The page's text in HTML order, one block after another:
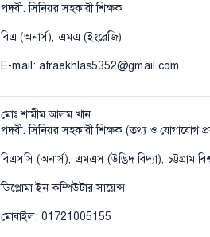
পদবী: সিনিয়র সহকারী শিক্ষক
বিএ (অনার্স), এমএ (ইংরেজি)
E-mail: afraekhlas5352@gmail.com
মোঃ শামীম আলম খান
পদবী: সিনিয়র সহকারী শিক্ষক (তথ্য ও যোগাযোগ
বিএসসি (অনার্স), এমএস (উদ্ভিদ বিদ্যা), চট্টগ্রাম
ডিপ্লোমা ইন কম্পিউটার সায়েন্স
মোবাইল: 01721005155